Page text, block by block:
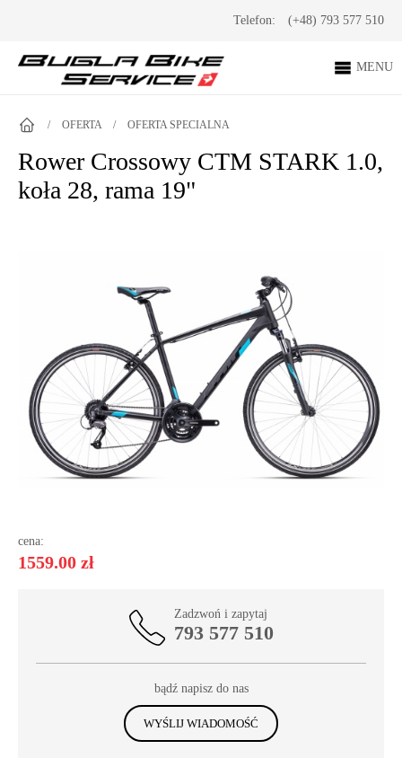
Telefon: (+48) 793 577 510
MENU
/ OFERTA / OFERTA SPECIALNA
Rower Crossowy CTM STARK 1.0,
koła 28, rama 19"
cena:
1559.00 zł
Zadzwoń i zapytaj
793 577 510
bądź napisz do nas
WYŚLIJ WIADOMOŚĆ